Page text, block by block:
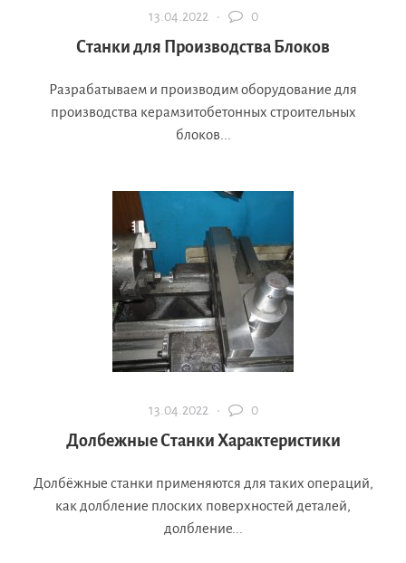
13.04.2022 · 0
Станки для Производства Блоков
Разрабатываем и производим оборудование для
производства керамзитобетонных строительных
блоков...
13.04.2022 · 0
Долбежные Станки Характеристики
Долбёжные станки применяются для таких операций,
как долбление плоских поверхностей деталей,
долбление...